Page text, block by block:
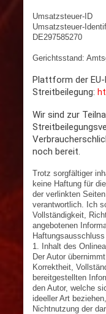
Umsatzsteuer-ID
Umsatzsteuer-
DE297585270
Gerichtsstand:
Plattform der
Streitbeilegung:
Wir sind zur
noch bereit.
Trotz sorgfältiger
keine Haftung für
der verlinkten
verantwortlich. Ich
Vollständigkeit,
angebotenen
Haftungsausschluss
1. Inhalt des
Der Autor
Korrektheit,
bereitgestellten
den Autor, welche
ideeller Art
Nichtnutzung der